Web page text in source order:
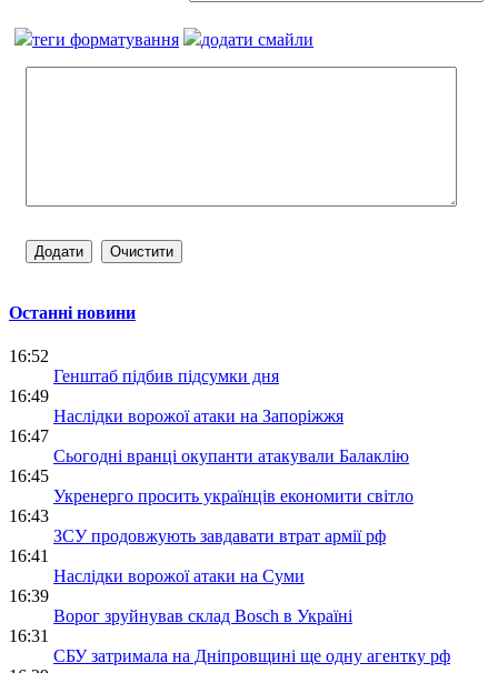
теги форматування додати смайли
Останні новини
16:52
Генштаб підбив підсумки дня
16:49
Наслідки ворожої атаки на Запоріжжя
16:47
Сьогодні вранці окупанти атакували Балаклію
16:45
Укренерго просить українців економити світло
16:43
ЗСУ продовжують завдавати втрат армії рф
16:41
Наслідки ворожої атаки на Суми
16:39
Ворог зруйнував склад Bosch в Україні
16:31
СБУ затримала на Дніпровщині ще одну агентку рф